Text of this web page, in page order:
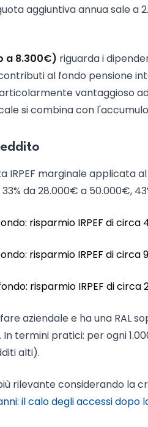
aggiuntiva annua sale
a 8.300€) riguarda i
al fondo pensione
vantaggioso
si combina con
marginale applicata al
da 28.000€ a 50.000€,
risparmio IRPEF di circa
risparmio IRPEF di circa
risparmio IRPEF di circa
aziendale e ha una RAL
termini pratici: per ogni
alti).
rilevante considerando la
il calo degli accessi dopo